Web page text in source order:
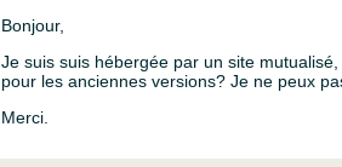
Bonjour,
Je suis suis hébergée par un site
pour les anciennes versions? Je ne peux
Merci.